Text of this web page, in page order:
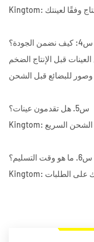
س4: كيف نضمن الجودة؟
س5. هل تقدمون عينات؟
س6. ما هو وقت التسليم؟